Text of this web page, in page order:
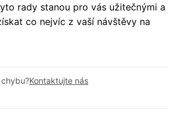
rady stanou pro vás užitečnými a
co nejvíc z vaší návštěvy na
Kontaktujte nás